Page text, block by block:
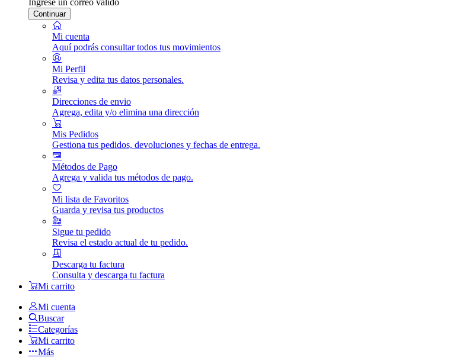
Continuar
Mi cuenta
Aquí podrás consultar todos tus movimientos
Mi Perfil
Revisa y edita tus datos personales.
Direcciones de envio
Agrega, edita y/o elimina una dirección
Mis Pedidos
Gestiona tus pedidos, devoluciones y fechas de entrega.
Métodos de Pago
Agrega y valida tus métodos de pago.
Mi lista de Favoritos
Guarda y revisa tus productos
Sigue tu pedido
Revisa el estado actual de tu pedido.
Descarga tu factura
Consulta y descarga tu factura
Mi carrito
Mi cuenta
Buscar
Categorías
Mi carrito
Más